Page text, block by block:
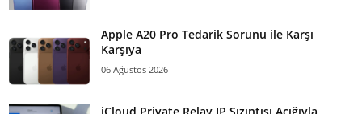
Apple A20 Pro Tedarik Sorunu ile Karşı
Karşıya
06 Ağustos 2026